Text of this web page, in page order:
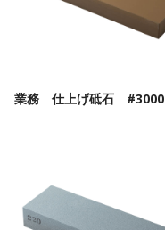
業務 仕上げ砥石 #3000